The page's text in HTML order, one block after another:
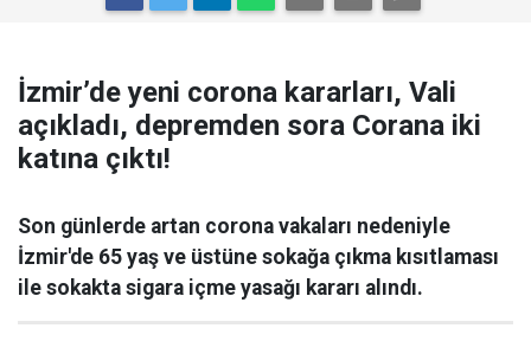
İzmir’de yeni corona kararları, Vali
açıkladı, depremden sora Corana iki
katına çıktı!
Son günlerde artan corona vakaları nedeniyle
İzmir'de 65 yaş ve üstüne sokağa çıkma kısıtlaması
ile sokakta sigara içme yasağı kararı alındı.